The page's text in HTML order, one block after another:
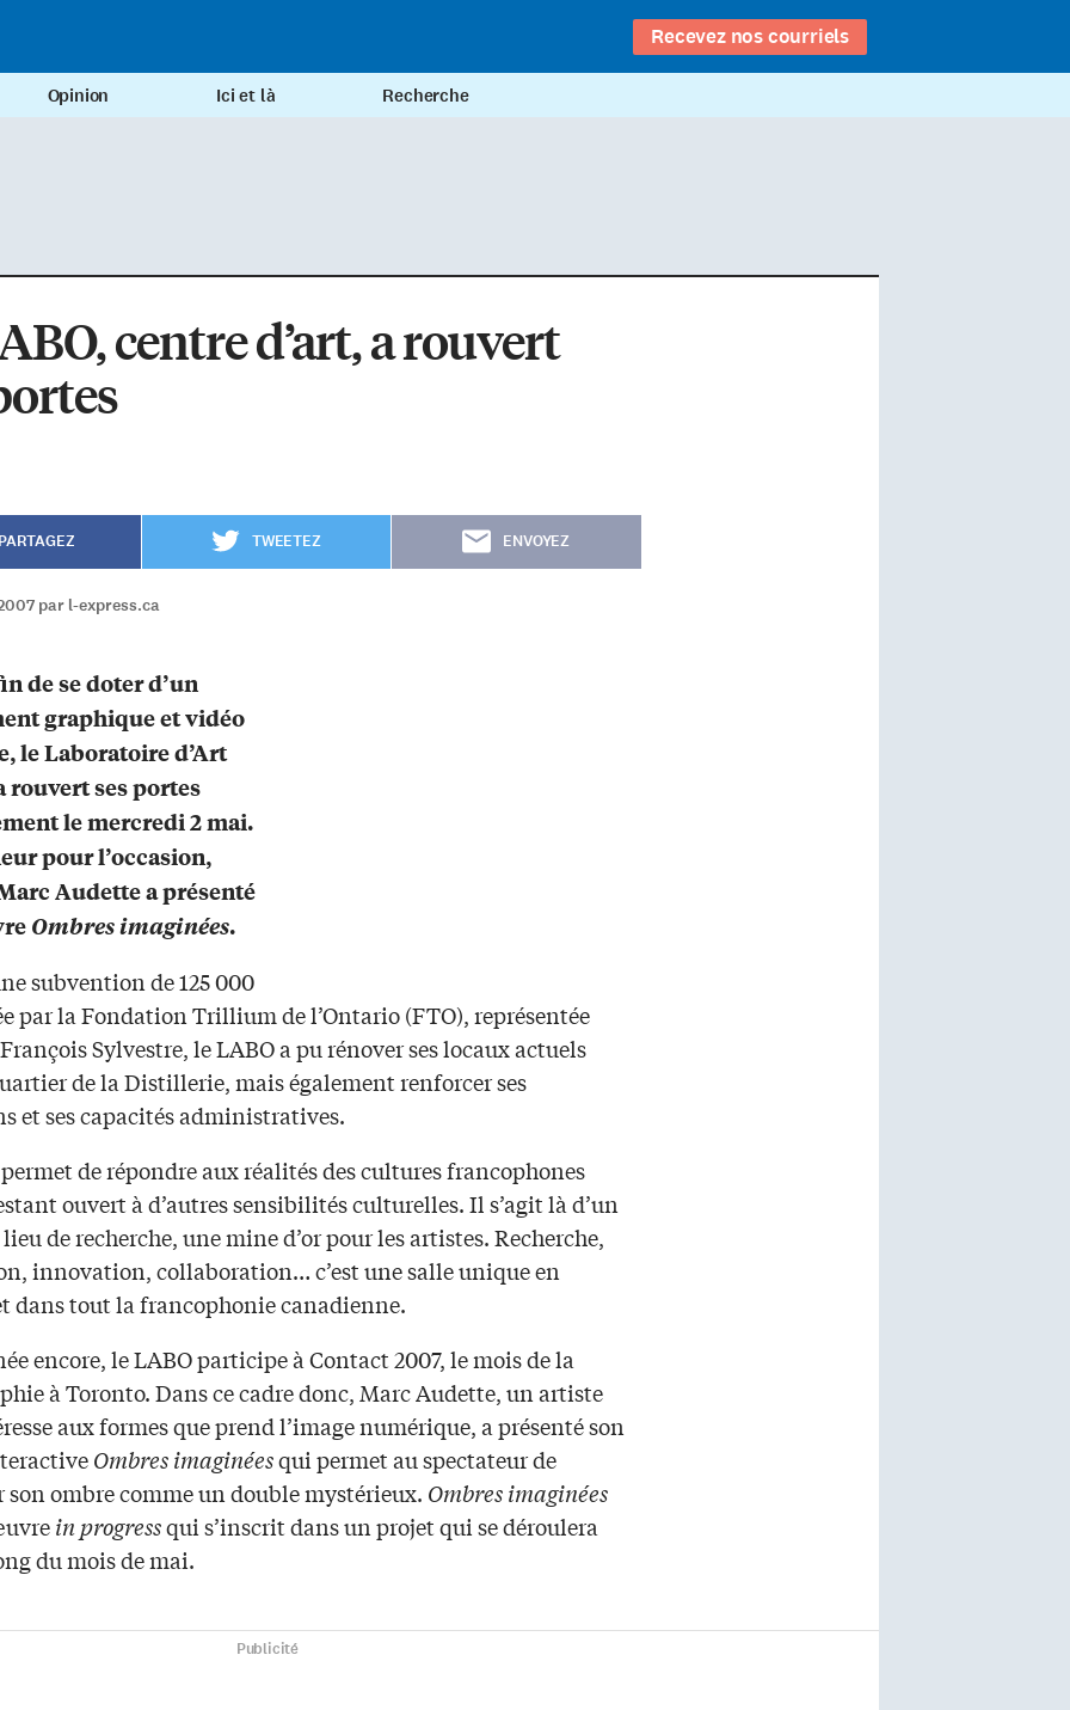
Recevez nos courriels
Opinion Ici et là Recherche
centre d’art, a rouvert
TWEETEZ ENVOYEZ
par l-express.ca
de se doter d’un
graphique et vidéo
le Laboratoire d’Art
rouvert ses portes
le mercredi 2 mai.
pour l’occasion,
Audette a présenté
Ombres imaginées.
subvention de 125 000
par la Fondation Trillium de l’Ontario (FTO), représentée
Sylvestre, le LABO a pu rénover ses locaux actuels
de la Distillerie, mais également renforcer ses
et ses capacités administratives.
de répondre aux réalités des cultures francophones
ouvert à d’autres sensibilités culturelles. Il s’agit là d’un
de recherche, une mine d’or pour les artistes. Recherche,
innovation, collaboration… c’est une salle unique en
dans tout la francophonie canadienne.
encore, le LABO participe à Contact 2007, le mois de la
à Toronto. Dans ce cadre donc, Marc Audette, un artiste
aux formes que prend l’image numérique, a présenté son
Ombres imaginéesqui permet au spectateur de
son ombre comme un double mystérieux. Ombres imaginées
in progressqui s’inscrit dans un projet qui se déroulera
du mois de mai.
Publicité